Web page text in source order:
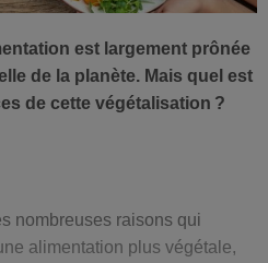
est largement prônée
de la planète. Mais quel est
de cette végétalisation ?
nombreuses raisons qui
alimentation plus végétale,